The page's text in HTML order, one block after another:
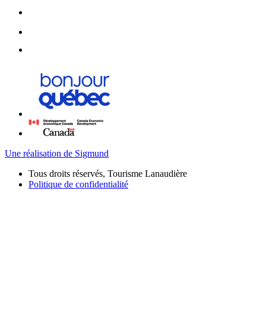
Une réalisation de Sigmund
Tous droits réservés, Tourisme Lanaudière
Politique de confidentialité